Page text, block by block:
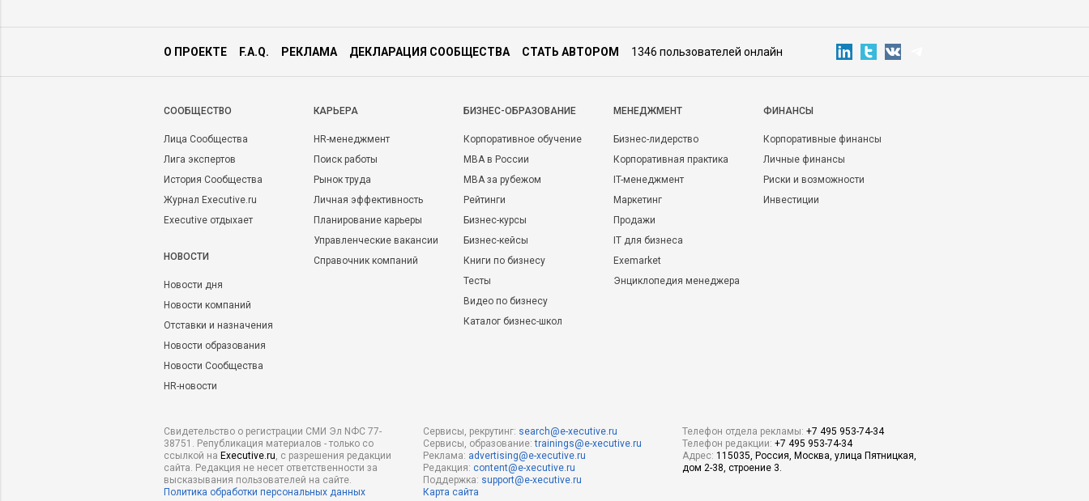
О ПРОЕКТЕ F.A.Q. РЕКЛАМА ДЕКЛАРАЦИЯ СООБЩЕСТВА СТАТЬ АВТОРОМ 1346 пользователей онлайн
CООБЩЕСТВО
Лица Сообщества
Лига экспертов
История Сообщества
Журнал Executive.ru
Executive отдыхает
НОВОСТИ
Новости дня
Новости компаний
Отставки и назначения
Новости образования
Новости Сообщества
HR-новости
КАРЬЕРА
HR-менеджмент
Поиск работы
Рынок труда
Личная эффективность
Планирование карьеры
Управленческие вакансии
Справочник компаний
БИЗНЕС-ОБРАЗОВАНИЕ
Корпоративное обучение
MBA в России
MBA за рубежом
Рейтинги
Бизнес-курсы
Бизнес-кейсы
Книги по бизнесу
Тесты
Видео по бизнесу
Каталог бизнес-школ
МЕНЕДЖМЕНТ
Бизнес-лидерство
Корпоративная практика
IT-менеджмент
Маркетинг
Продажи
IT для бизнеса
Exemarket
Энциклопедия менеджера
ФИНАНСЫ
Корпоративные финансы
Личные финансы
Риски и возможности
Инвестиции
Свидетельство о регистрации СМИ Эл NФС 77-
38751. Републикация материалов - только со
ссылкой на Executive.ru, с разрешения редакции
сайта. Редакция не несет ответственности за
высказывания пользователей на сайте.
Политика обработки персональных данных
Сервисы, рекрутинг: search@e-xecutive.ru
Сервисы, образование:trainings@e-xecutive.ru
Реклама: advertising@e-xecutive.ru
Редакция: content@e-xecutive.ru
Поддержка: support@e-xecutive.ru
Карта сайта
Телефон отдела рекламы: +7 495 953-74-34
Телефон редакции: +7 495 953-74-34
Адрес: 115035, Россия, Москва, улица Пятницкая,
дом 2-38, строение 3.